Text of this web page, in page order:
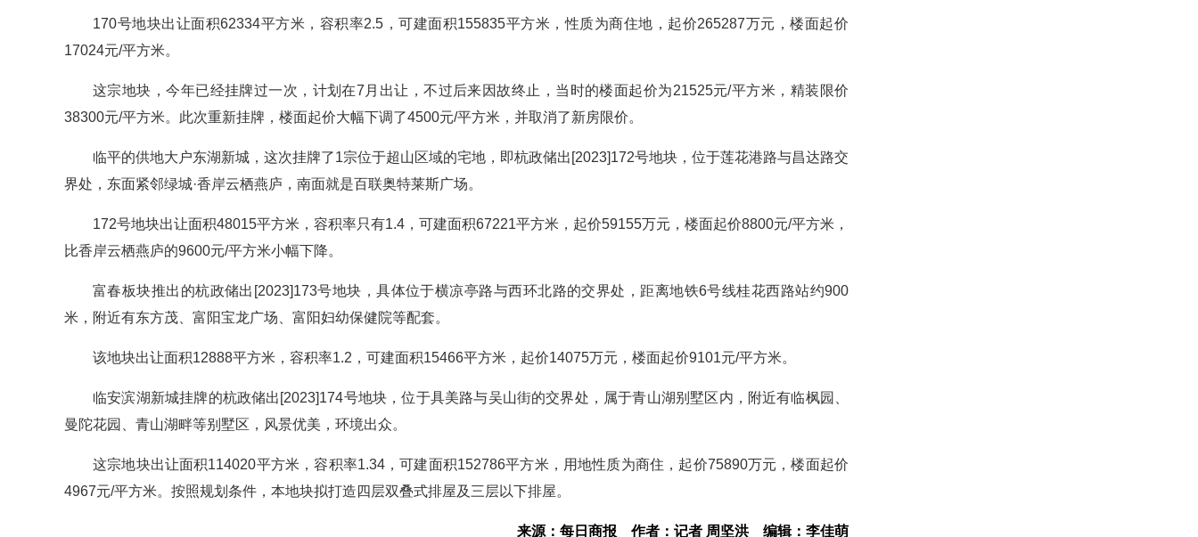
170号地块出让面积62334平方米，容积率2.5，可建面积155835平方米，性质为商住地，起价265287万元，楼面起价
17024元/平方米。
这宗地块，今年已经挂牌过一次，计划在7月出让，不过后来因故终止，当时的楼面起价为21525元/平方米，精装限价
38300元/平方米。此次重新挂牌，楼面起价大幅下调了4500元/平方米，并取消了新房限价。
临平的供地大户东湖新城，这次挂牌了1宗位于超山区域的宅地，即杭政储出[2023]172号地块，位于莲花港路与昌达路交
界处，东面紧邻绿城·香岸云栖燕庐，南面就是百联奥特莱斯广场。
172号地块出让面积48015平方米，容积率只有1.4，可建面积67221平方米，起价59155万元，楼面起价8800元/平方米，
比香岸云栖燕庐的9600元/平方米小幅下降。
富春板块推出的杭政储出[2023]173号地块，具体位于横凉亭路与西环北路的交界处，距离地铁6号线桂花西路站约900
米，附近有东方茂、富阳宝龙广场、富阳妇幼保健院等配套。
该地块出让面积12888平方米，容积率1.2，可建面积15466平方米，起价14075万元，楼面起价9101元/平方米。
临安滨湖新城挂牌的杭政储出[2023]174号地块，位于具美路与吴山街的交界处，属于青山湖别墅区内，附近有临枫园、
曼陀花园、青山湖畔等别墅区，风景优美，环境出众。
这宗地块出让面积114020平方米，容积率1.34，可建面积152786平方米，用地性质为商住，起价75890万元，楼面起价
4967元/平方米。按照规划条件，本地块拟打造四层双叠式排屋及三层以下排屋。
来源：每日商报 作者：记者 周坚洪 编辑：李佳萌